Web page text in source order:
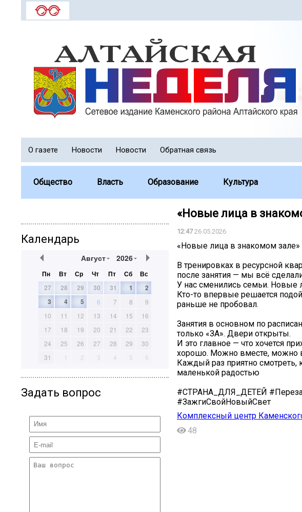
О газете Новости Новости Обратная связь
Общество Власть Образование Культура
Календарь
Август 2026
Пн Вт Ср Чт Пт Сб
Вс
27
28 29 30 31 1
2
3
4 5 6 7 8
9
10
11 12 13 14 15
16
17
18 19 20 21 22
23
24
25 26 27 28 29
30
31
1 2 3 4 5 6
Задать вопрос
«Новые лица в
12:4726.05.2026
«Новые лица в знакомом зале»
В тренировках в ресурсной
после занятия — мы всё
У нас сменились семьи. Новые
Кто-то впервые решается
раньше не пробовал.
Занятия в основном по
только «ЗА». Двери открыты.
И это главное — что хочется
хорошо. Можно вместе, можно
Каждый раз приятно смотреть,
маленькой радостью ️
#СТРАНА_ДЛЯ_ДЕТЕЙ
#ЗажгиСвойНовыйСвет
Комплексный центр
48